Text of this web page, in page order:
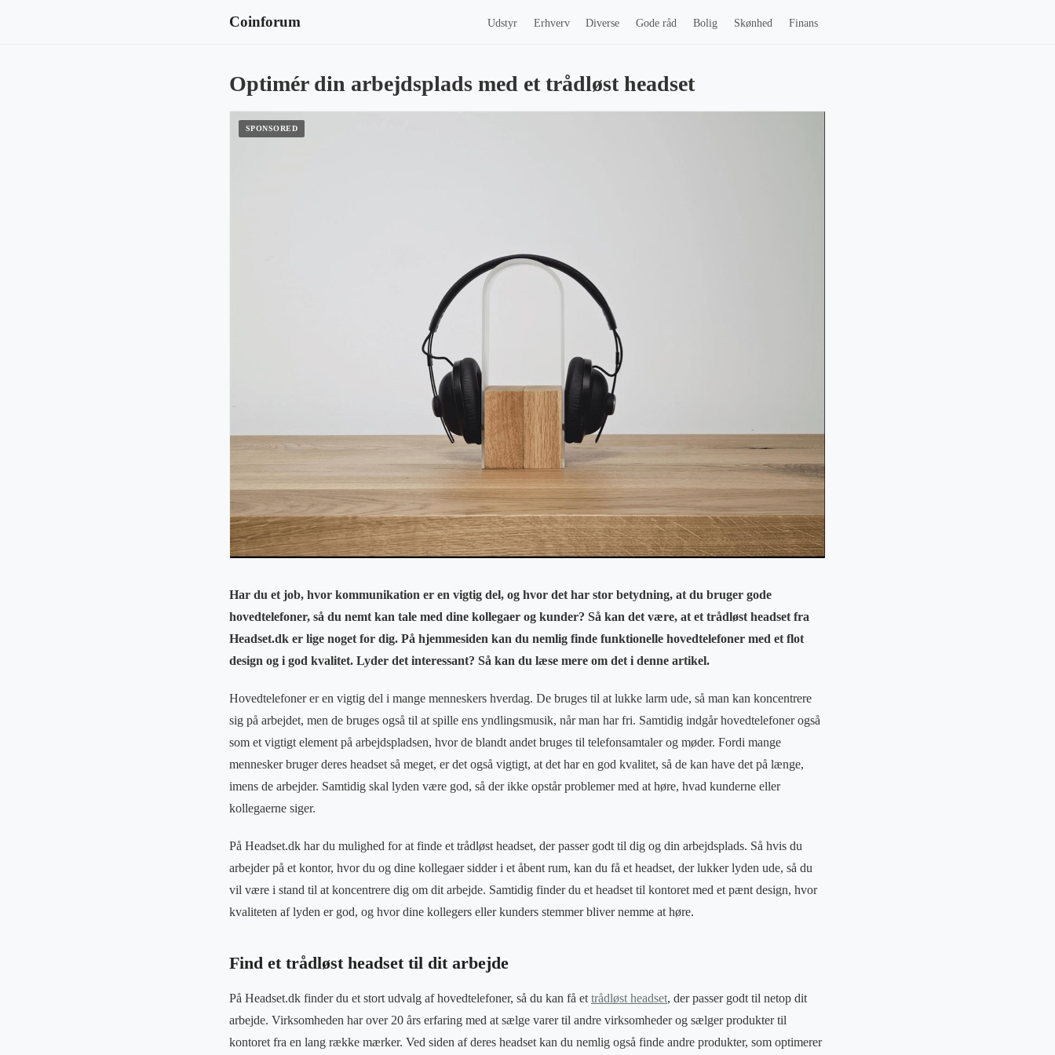
Coinforum Udstyr Erhverv Diverse Gode råd Bolig Skønhed Finans
Optimér din arbejdsplads med et trådløst headset
Har du et job, hvor kommunikation er en vigtig del, og hvor det har stor betydning, at du bruger gode
hovedtelefoner, så du nemt kan tale med dine kollegaer og kunder? Så kan det være, at et trådløst headset fra
Headset.dk er lige noget for dig. På hjemmesiden kan du nemlig finde funktionelle hovedtelefoner med et flot
design og i god kvalitet. Lyder det interessant? Så kan du læse mere om det i denne artikel.
Hovedtelefoner er en vigtig del i mange menneskers hverdag. De bruges til at lukke larm ude, så man kan koncentrere
sig på arbejdet, men de bruges også til at spille ens yndlingsmusik, når man har fri. Samtidig indgår hovedtelefoner også
som et vigtigt element på arbejdspladsen, hvor de blandt andet bruges til telefonsamtaler og møder. Fordi mange
mennesker bruger deres headset så meget, er det også vigtigt, at det har en god kvalitet, så de kan have det på længe,
imens de arbejder. Samtidig skal lyden være god, så der ikke opstår problemer med at høre, hvad kunderne eller
kollegaerne siger.
På Headset.dk har du mulighed for at finde et trådløst headset, der passer godt til dig og din arbejdsplads. Så hvis du
arbejder på et kontor, hvor du og dine kollegaer sidder i et åbent rum, kan du få et headset, der lukker lyden ude, så du
vil være i stand til at koncentrere dig om dit arbejde. Samtidig finder du et headset til kontoret med et pænt design, hvor
kvaliteten af lyden er god, og hvor dine kollegers eller kunders stemmer bliver nemme at høre.
Find et trådløst headset til dit arbejde
På Headset.dk finder du et stort udvalg af hovedtelefoner, så du kan få et trådløst headset, der passer godt til netop dit
arbejde. Virksomheden har over 20 års erfaring med at sælge varer til andre virksomheder og sælger produkter til
kontoret fra en lang række mærker. Ved siden af deres headset kan du nemlig også finde andre produkter, som optimerer